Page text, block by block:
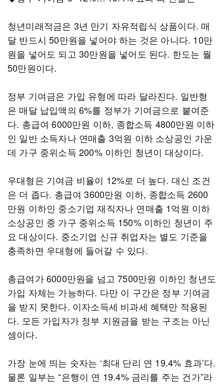
청년미래적금은 3년 만기 자유적립식 상품이다. 매
달 반드시 50만원을 넣어야 하는 것은 아니다. 10만
원을 넣어도 되고 30만원을 넣어도 된다. 한도는 월
50만원이다.
정부 기여금은 가입 유형에 따라 달라진다. 일반형
은 매달 납입액의 6%를 정부가 기여금으로 붙여준
다. 총급여 6000만원 이하, 종합소득 4800만원 이하
인 일반 소득자나 연매출 3억원 이하 소상공인 가운
데 가구 중위소득 200% 이하인 청년이 대상이다.
우대형은 기여금 비율이 12%로 더 높다. 대신 조건
은 더 좁다. 총급여 3600만원 이하, 종합소득 2600
만원 이하인 중소기업 재직자나 연매출 1억원 이하
소상공인 중 가구 중위소득 150% 이하인 청년이 주
요 대상이다. 중소기업 신규 취업자는 별도 기준을
충족하면 우대형에 들어갈 수 있다.
총급여가 6000만원을 넘고 7500만원 이하인 청년도
가입 자체는 가능하다. 다만 이 구간은 정부 기여금
을 받지 못한다. 이자소득세 비과세 혜택만 적용된
다. 모든 가입자가 정부 지원금을 받는 구조는 아닌
셈이다.
가장 눈에 띄는 숫자는 ‘최대 단리 연 19.4% 효과’다.
물론 일부는 “은행이 연 19.4% 금리를 주는 건가”라